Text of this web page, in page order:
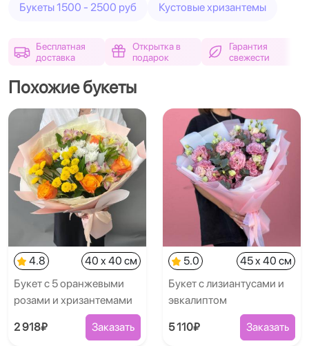
Букеты 1500 - 2500 руб Кустовые хризантемы
Бесплатная
доставка
Открытка в
подарок
Гарантия
свежести
Похожие букеты
4.8
40 x 40 см
Букет с 5 оранжевыми
розами и хризантемами
2 918₽ Заказать
5.0
45 x 40 см
Букет с лизиантусами и
эвкалиптом
5 110₽ Заказать